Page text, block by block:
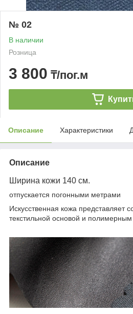
№ 02
В наличии
Розница
3 800 ₸/пог.м
Описание Характеристики
Описание
Ширина кожи 140 см.
отпускается погонными метрами
Искусственная кожа представляет
текстильной основой и